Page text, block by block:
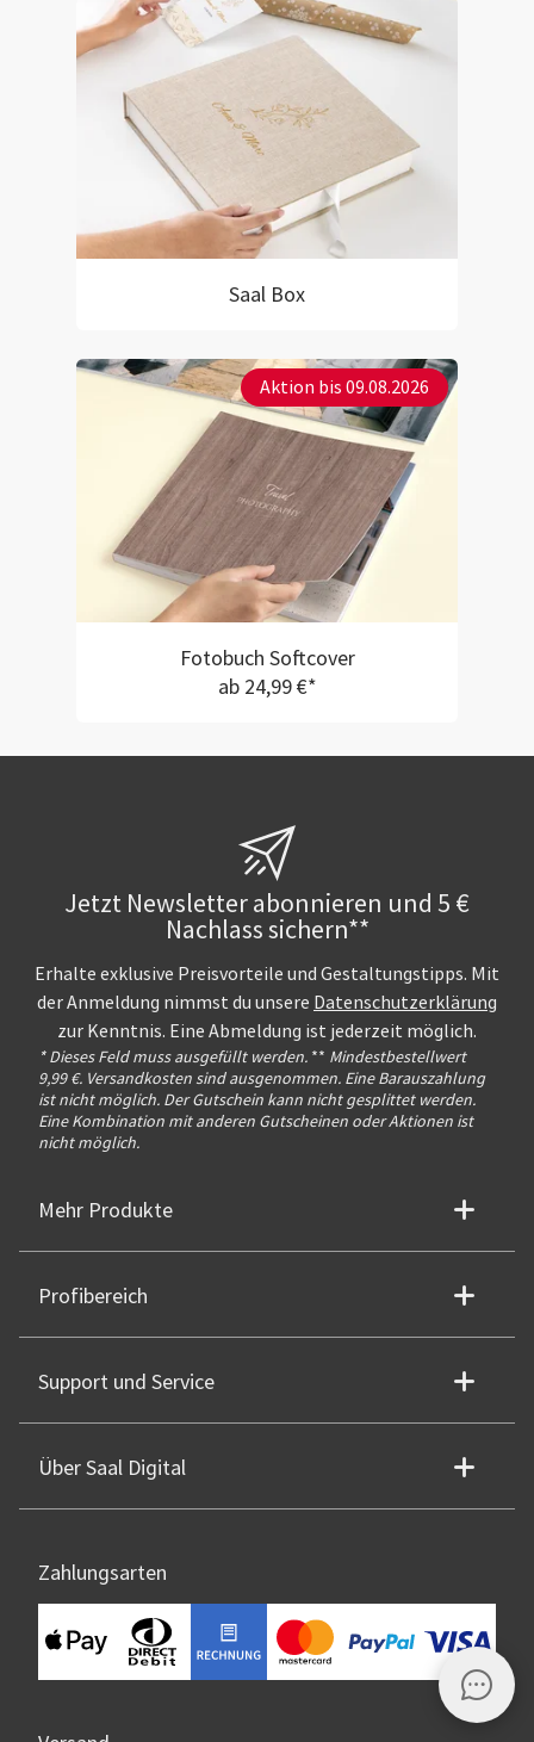
Saal Box
Aktion bis 09.08.2026
Fotobuch Softcover
ab 24,99 €*
Jetzt Newsletter abonnieren und 5 €
Nachlass sichern**
Erhalte exklusive Preisvorteile und Gestaltungstipps. Mit
der Anmeldung nimmst du unsere Datenschutzerklärung
zur Kenntnis. Eine Abmeldung ist jederzeit möglich.
* Dieses Feld muss ausgefüllt werden. ** Mindestbestellwert
9,99 €. Versandkosten sind ausgenommen. Eine Barauszahlung
ist nicht möglich. Der Gutschein kann nicht gesplittet werden.
Eine Kombination mit anderen Gutscheinen oder Aktionen ist
nicht möglich.
Mehr Produkte
Profibereich
Support und Service
Über Saal Digital
Zahlungsarten